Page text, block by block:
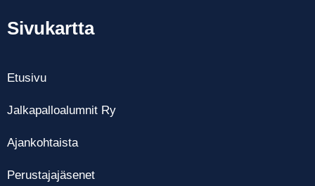
Sivukartta
Etusivu
Jalkapalloalumnit Ry
Ajankohtaista
Perustajajäsenet